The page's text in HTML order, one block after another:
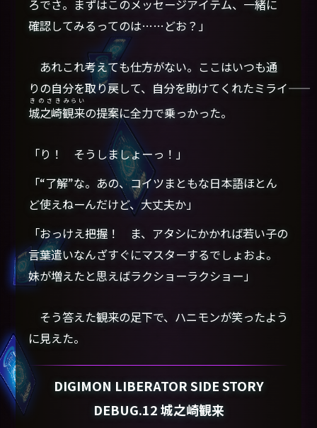
ろでさ。まずはこのメッセージアイテム、一緒に
確認してみるってのは……どお？」
あれこれ考えても仕方がない。ここはいつも通
りの自分を取り戻して、自分を助けてくれたミライ――
城之崎
きのさき
観来
みらい
の提案に全力で乗っかった。
「り！ そうしましょーっ！」
「“了解”な。あの、コイツまともな日本語ほとん
ど使えねーんだけど、大丈夫か」
「おっけえ把握！ ま、アタシにかかれば若い子の
言葉遣いなんざすぐにマスターするでしょおよ。
妹が増えたと思えばラクショーラクショー」
そう答えた観来の足下で、ハニモンが笑ったよう
に見えた。
DIGIMON LIBERATOR SIDE STORY
DEBUG.12 城之崎観来